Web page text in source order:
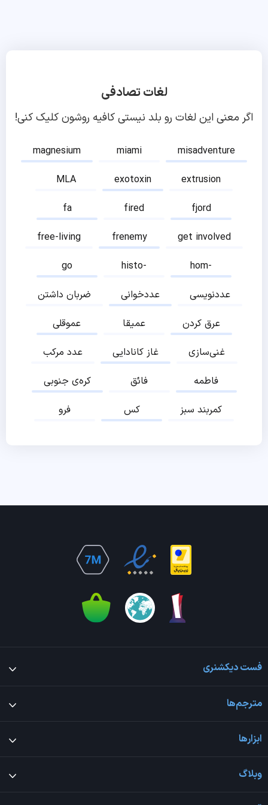
لغات تصادفی
اگر معنی این لغات رو بلد نیستی کافیه روشون کلیک کنی!
magnesium miami
misadventure
MLA
exotoxin
extrusion
fa
fired
fjord
free-living
frenemy
get involved
go
histo-
hom-
ضربان داشتن
عددخوانی
عددنویسی
عموقلی
عمیقا
عرق کردن
عدد مرکب
غاز کانادایی
غنی‌سازی
کره‌ی جنوبی
فائق
فاطمه
فرو
کس کمربند سبز
فست دیکشنری
مترجم‌ها
ابزارها
وبلاگ